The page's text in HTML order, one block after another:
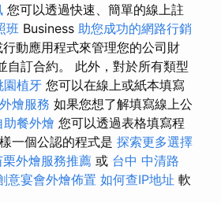
您可以透過快速、簡單的線上註
班 Business 助您成功的網路行銷
動應用程式來管理您的公司財
自訂合約。 此外，對於所有類型
園植牙 您可以在線上或紙本填寫
燴服務 如果您想了解填寫線上公
助餐外燴 您可以透過表格填寫程
一個公認的程式是 探索更多選擇
栗外燴服務推薦 或 台中 中清路
意宴會外燴佈置 如何查IP地址 軟